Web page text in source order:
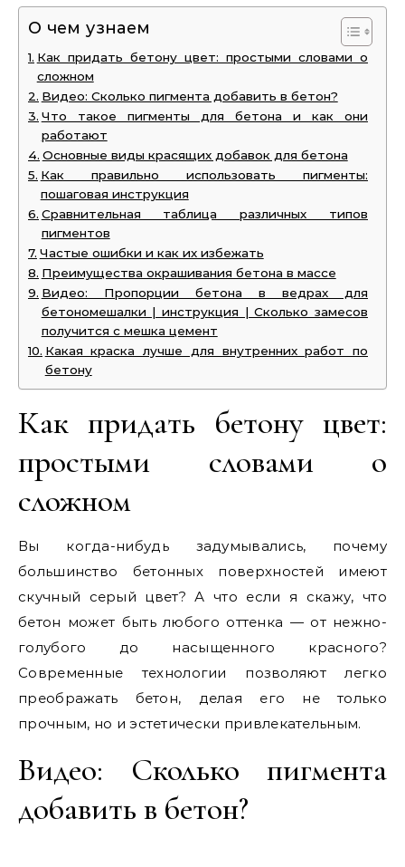
О чем узнаем
Как придать бетону цвет: простыми словами о
сложном
Видео: Сколько пигмента добавить в бетон?
Что такое пигменты для бетона и как они
работают
Основные виды красящих добавок для бетона
Как правильно использовать пигменты:
пошаговая инструкция
Сравнительная таблица различных типов
пигментов
Частые ошибки и как их избежать
Преимущества окрашивания бетона в массе
Видео: Пропорции бетона в ведрах для
бетономешалки | инструкция | Сколько замесов
получится с мешка цемент
Какая краска лучше для внутренних работ по
бетону
Как придать бетону цвет:
простыми словами о
сложном
Вы когда-нибудь задумывались, почему
большинство бетонных поверхностей имеют
скучный серый цвет? А что если я скажу, что
бетон может быть любого оттенка — от нежно-
голубого до насыщенного красного?
Современные технологии позволяют легко
преображать бетон, делая его не только
прочным, но и эстетически привлекательным.
Видео: Сколько пигмента
добавить в бетон?